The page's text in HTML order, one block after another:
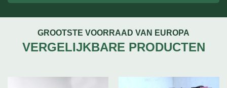
GROOTSTE VOORRAAD VAN EUROPA
VERGELIJKBARE PRODUCTEN